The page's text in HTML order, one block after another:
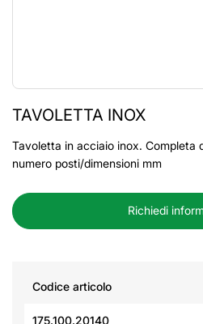
TAVOLETTA INOX
Tavoletta in acciaio inox. Completa
numero posti/dimensioni mm
Richiedi
Codice articolo
175.100.20140